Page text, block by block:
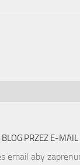
PRZEZ E-MAIL
email aby